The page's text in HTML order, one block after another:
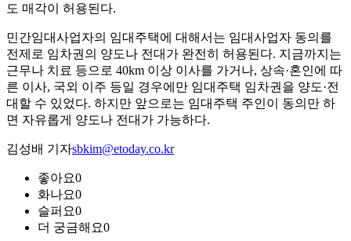
도 매각이 허용된다.
민간임대사업자의 임대주택에 대해서는 임대사업자 동의를
전제로 임차권의 양도나 전대가 완전히 허용된다. 지금까지는
근무나 치료 등으로 40km 이상 이사를 가거나, 상속·혼인에 따
른 이사, 국외 이주 등일 경우에만 임대주택 임차권을 양도·전
대할 수 있었다. 하지만 앞으로는 임대주택 주인이 동의만 하
면 자유롭게 양도나 전대가 가능하다.
김성배 기자sbkim@etoday.co.kr
좋아요0
화나요0
슬퍼요0
더 궁금해요0